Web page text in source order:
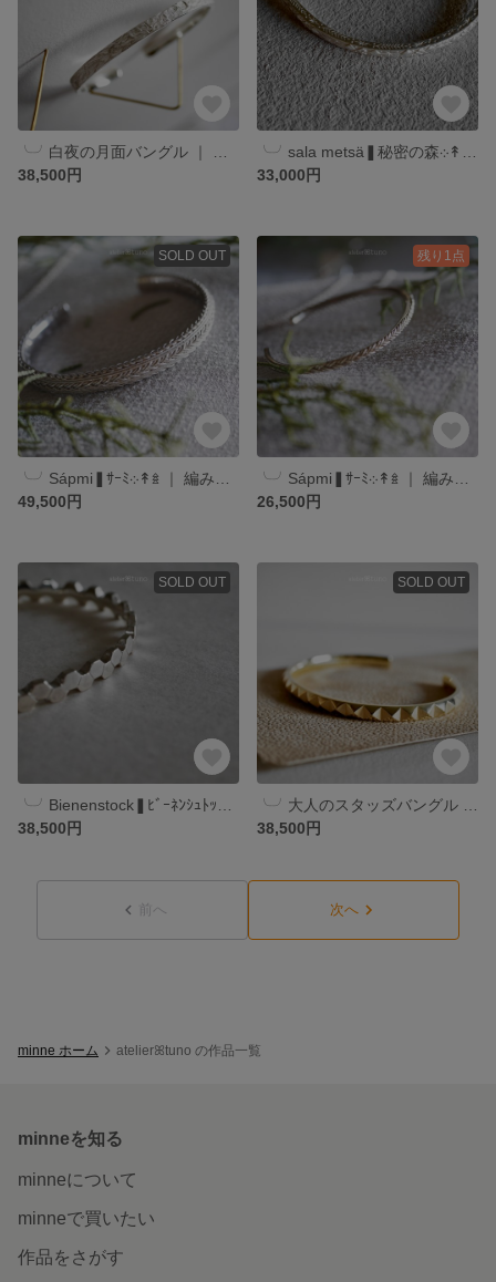
38,500円
33,000円
SOLD OUT
49,500円
残り1点
26,500円
SOLD OUT
38,500円
SOLD OUT
38,500円
前へ 次へ
minne ホーム atelierꕤtuno の作品一覧
minneを知る
minneについて
minneで買いたい
作品をさがす